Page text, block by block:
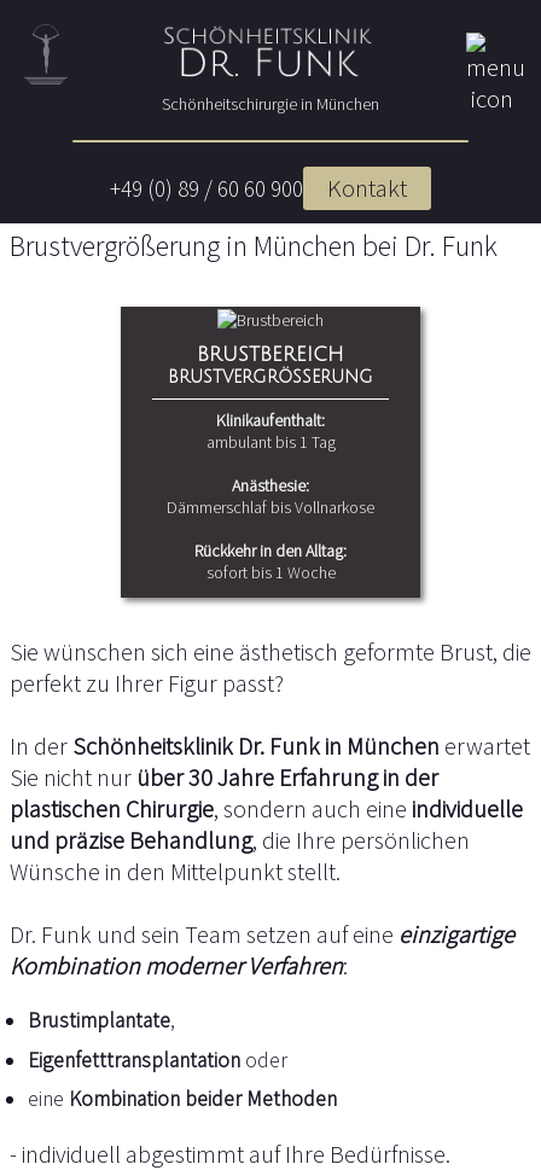
Schönheitschirurgie in München
+49 (0) 89 / 60 60 900 Kontakt
Beauty is
our passion
Brustvergrößerung in München bei Dr. Funk
BRUSTBEREICH
BRUSTVERGRÖSSERUNG
Klinikaufenthalt:
ambulant bis 1 Tag
Anästhesie:
Dämmerschlaf bis Vollnarkose
Rückkehr in den Alltag:
sofort bis 1 Woche
Sie wünschen sich eine ästhetisch geformte Brust, die
perfekt zu Ihrer Figur passt?
In der Schönheitsklinik Dr. Funk in München erwartet
Sie nicht nur über 30 Jahre Erfahrung in der
plastischen Chirurgie, sondern auch eine individuelle
und präzise Behandlung, die Ihre persönlichen
Wünsche in den Mittelpunkt stellt.
Dr. Funk und sein Team setzen auf eine einzigartige
Kombination moderner Verfahren:
Brustimplantate,
Eigenfetttransplantation oder
eine Kombination beider Methoden
- individuell abgestimmt auf Ihre Bedürfnisse.